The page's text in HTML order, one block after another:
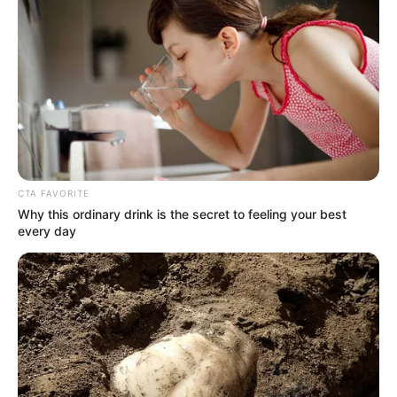
демократію проти авторитаризму».
Росія, наголошує він, вже відкрито позиціонує себе
як противник усього Заходу і прагне нав’язати
власну модель світового порядку.
Чому Україна — ключ до існування імперії
Смешко нагадує позицію американського політолога
імперією. Саме тому, за його словами, війна проти
України є стратегічною спробою відновити
імперський статус.
«Успіх демократичної України є прямою загрозою
авторитарній моделі Росії», — зазначає він.
CTA FAVORITE
Why this ordinary drink is the secret to feeling your best
every day